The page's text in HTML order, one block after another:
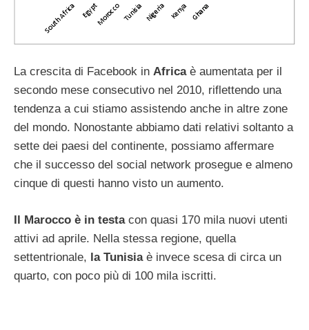
La crescita di Facebook in Africaè aumentata per il
secondo mese consecutivo nel 2010, riflettendo una
tendenza a cui stiamo assistendo anche in altre zone
del mondo. Nonostante abbiamo dati relativi soltanto a
sette dei paesi del continente, possiamo affermare
che il successo del social network prosegue e almeno
cinque di questi hanno visto un aumento.
Il Marocco è in testacon quasi 170 mila nuovi utenti
attivi ad aprile. Nella stessa regione, quella
settentrionale, la Tunisiaè invece scesa di circa un
quarto, con poco più di 100 mila iscritti.